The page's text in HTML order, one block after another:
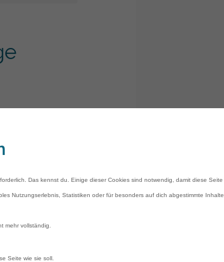
MIT SANDRA HEIM
RICCARDA LARCHER
GELERNT HABE
zu
😉
wozu sie dir
Das kennst du. Einige dieser Cookies sind notwendig, damit diese Seite
Nutzungserlebnis, Statistiken oder für besonders auf dich abgestimmte Inhalte
mehr vollständig.
Seite wie sie soll.